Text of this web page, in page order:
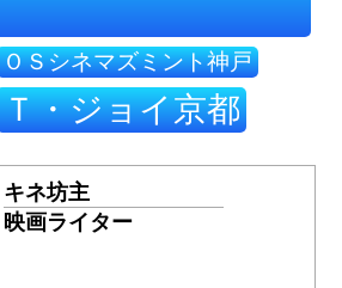
ＯＳシネマズミント神戸
Ｔ・ジョイ京都
キネ坊主
映画ライター